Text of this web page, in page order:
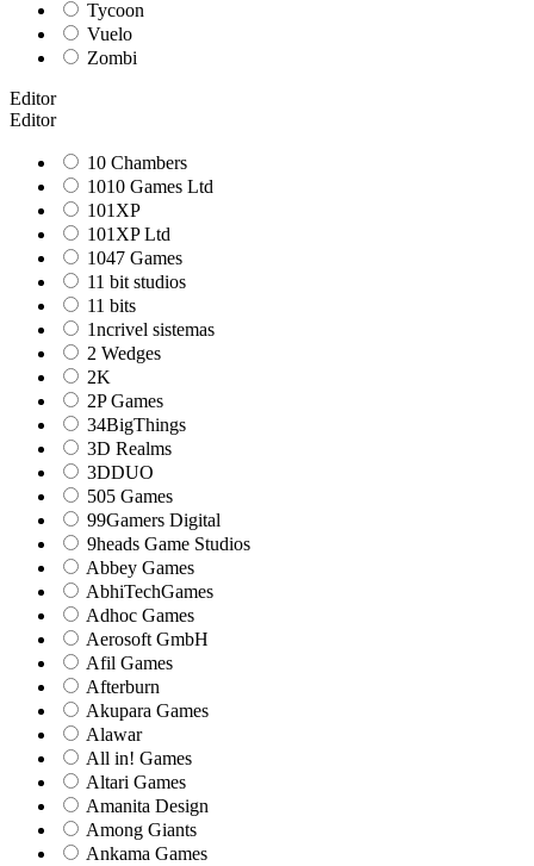
Tycoon
Vuelo
Zombi
Editor
Editor
10 Chambers
1010 Games Ltd
101XP
101XP Ltd
1047 Games
11 bit studios
11 bits
1ncrivel sistemas
2 Wedges
2K
2P Games
34BigThings
3D Realms
3DDUO
505 Games
99Gamers Digital
9heads Game Studios
Abbey Games
AbhiTechGames
Adhoc Games
Aerosoft GmbH
Afil Games
Afterburn
Akupara Games
Alawar
All in! Games
Altari Games
Amanita Design
Among Giants
Ankama Games